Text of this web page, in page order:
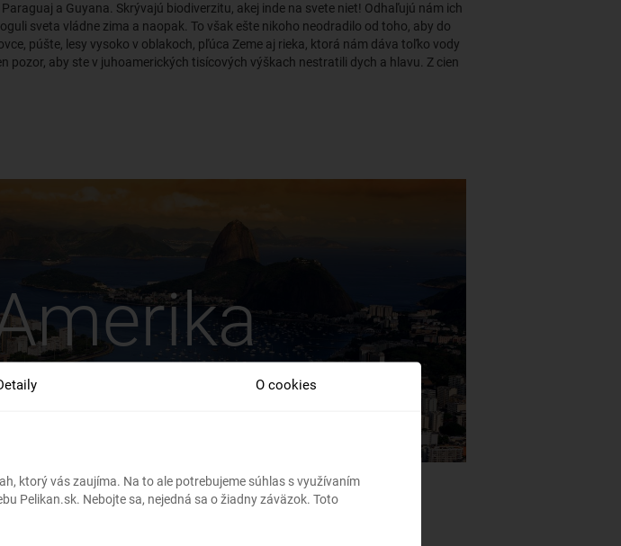
Paraguaj a Guyana. Skrývajú biodiverzitu, akej inde na svete niet! Odhaľujú nám ich
sveta vládne zima a naopak. To však ešte nikoho neodradilo od toho, aby do
púšte, lesy vysoko v oblakoch, pľúca Zeme aj rieka, ktorá nám dáva toľko vody
aby ste v juhoamerických tisícových výškach nestratili dych a hlavu. Z cien
O cookies
ktorý vás zaujíma. Na to ale potrebujeme súhlas s využívaním
Pelikan.sk. Nebojte sa, nejedná sa o žiadny záväzok. Toto